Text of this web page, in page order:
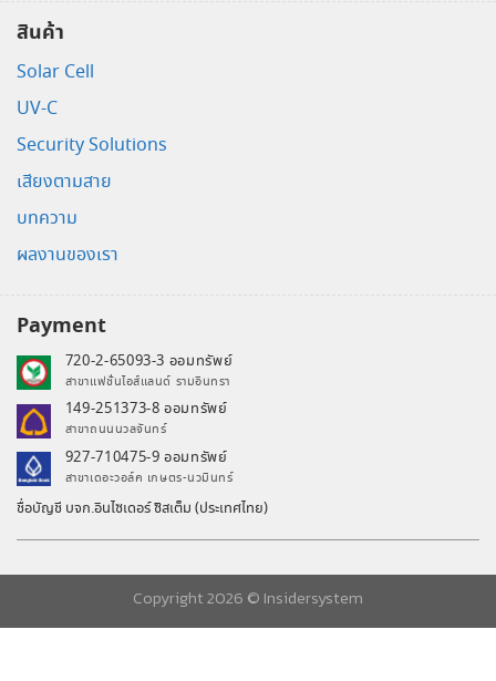
สินค้า
Solar Cell
UV-C
Security Solutions
เสียงตามสาย
บทความ
ผลงานของเรา
Payment
720-2-65093-3 ออมทรัพย์
สาขาแฟชั่นไอส์แลนด์ รามอินทรา
149-251373-8 ออมทรัพย์
สาขาถนนนวลจันทร์
927-710475-9 ออมทรัพย์
สาขาเดอะวอล์ค เกษตร-นวมินทร์
ชื่อบัญชี บจก.อินไซเดอร์ ซิสเต็ม (ประเทศไทย)
Copyright 2026 © Insidersystem